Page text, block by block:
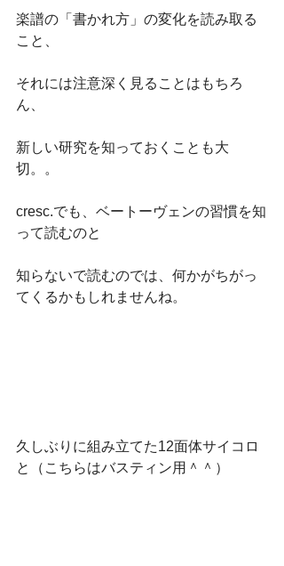
楽譜の「書かれ方」の変化を読み取る
こと、
それには注意深く見ることはもちろ
ん、
新しい研究を知っておくことも大
切。。
cresc.でも、ベートーヴェンの習慣を知
って読むのと
知らないで読むのでは、何かがちがっ
てくるかもしれませんね。
久しぶりに組み立てた12面体サイコロ
と（こちらはバスティン用＾＾）